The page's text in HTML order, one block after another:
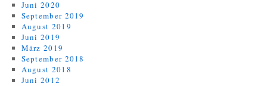
Juni 2020
September 2019
August 2019
Juni 2019
März 2019
September 2018
August 2018
Juni 2012